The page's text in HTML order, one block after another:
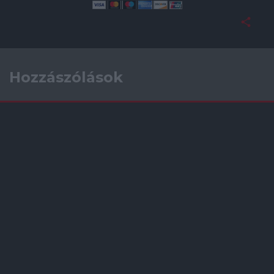
Hozzászólások